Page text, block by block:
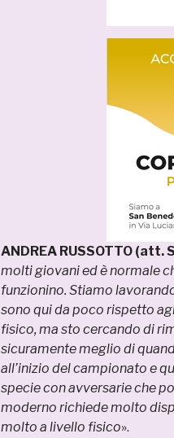
ANDREA RUSSOTTO (att.
molti giovani ed è normale
funzionino. Stiamo
sono qui da poco rispetto
fisico, ma sto cercando di
sicuramente meglio di
all’inizio del campionato e
specie con avversarie che
moderno richiede molto
molto a livello fisico».